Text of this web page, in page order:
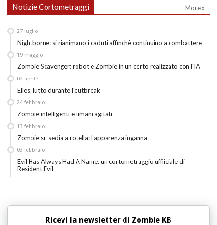
Notizie Cortometraggi More »
Nightborne: si rianimano i caduti affinchè continuino a combattere
27 luglio
Zombie Scavenger: robot e Zombie in un corto realizzato con l'IA
19 maggio
Elles: lutto durante l'outbreak
02 aprile
Zombie intelligenti e umani agitati
24 febbraio
Zombie su sedia a rotella: l'apparenza inganna
13 febbraio
Evil Has Always Had A Name: un cortometraggio uffiiciale di
Resident Evil
03 febbraio
Ricevi la newsletter di Zombie KB